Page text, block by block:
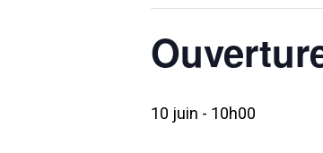
10 juin - 10h00